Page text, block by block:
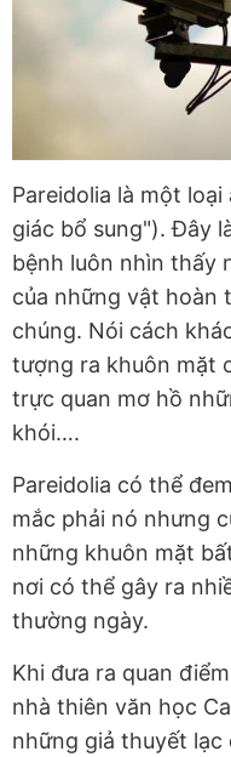
Pareidolia là một
giác bổ sung"). Đây
bệnh luôn nhìn thấy
của những vật hoàn
chúng. Nói cách
tượng ra khuôn mặt
trực quan mơ hồ
khói….
Pareidolia có thể
mắc phải nó nhưng
những khuôn mặt
nơi có thể gây ra
thường ngày.
Khi đưa ra quan
nhà thiên văn học
những giả thuyết